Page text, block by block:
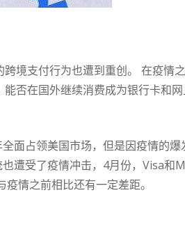
境支付行为也遭到重创。 在疫情
否在国外继续消费成为银行卡和
面占领美国市场，但是因疫情的
遭受了疫情冲击，4月份，Visa和
情之前相比还有一定差距。